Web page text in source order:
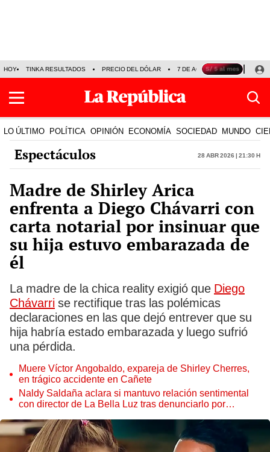
HOY TINKA RESULTADOS PRECIO DEL DÓLAR 7 DE AGOSTO OLLANTA
LO ÚLTIMO POLÍTICA OPINIÓN ECONOMÍA SOCIEDAD MUNDO
Espectáculos 28 Abr 2026 | 21:30 h
Madre de Shirley Arica
enfrenta a Diego Chávarri con
carta notarial por insinuar que
su hija estuvo embarazada de
él
La madre de la chica reality exigió que Diego
Chávarri se rectifique tras las polémicas
declaraciones en las que dejó entrever que su
hija habría estado embarazada y luego sufrió
una pérdida.
Muere Víctor Angobaldo, expareja de Shirley Cherres,
en trágico accidente en Cañete
Naldy Saldaña aclara si mantuvo relación sentimental
con director de La Bella Luz tras denunciarlo por